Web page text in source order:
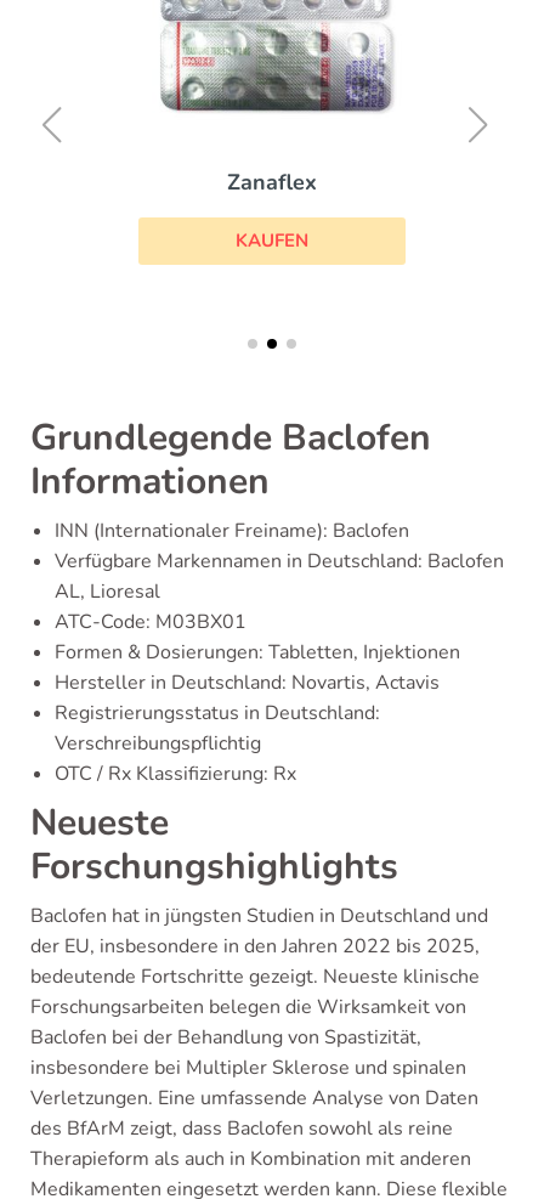
Zanaflex
KAUFEN
Grundlegende Baclofen
Informationen
INN (Internationaler Freiname): Baclofen
Verfügbare Markennamen in Deutschland: Baclofen
AL, Lioresal
ATC-Code: M03BX01
Formen & Dosierungen: Tabletten, Injektionen
Hersteller in Deutschland: Novartis, Actavis
Registrierungsstatus in Deutschland:
Verschreibungspflichtig
OTC / Rx Klassifizierung: Rx
Neueste
Forschungshighlights
Baclofen hat in jüngsten Studien in Deutschland und
der EU, insbesondere in den Jahren 2022 bis 2025,
bedeutende Fortschritte gezeigt. Neueste klinische
Forschungsarbeiten belegen die Wirksamkeit von
Baclofen bei der Behandlung von Spastizität,
insbesondere bei Multipler Sklerose und spinalen
Verletzungen. Eine umfassende Analyse von Daten
des BfArM zeigt, dass Baclofen sowohl als reine
Therapieform als auch in Kombination mit anderen
Medikamenten eingesetzt werden kann. Diese flexible